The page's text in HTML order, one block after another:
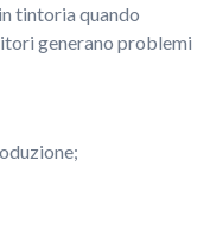
tintoria quando
generano problemi